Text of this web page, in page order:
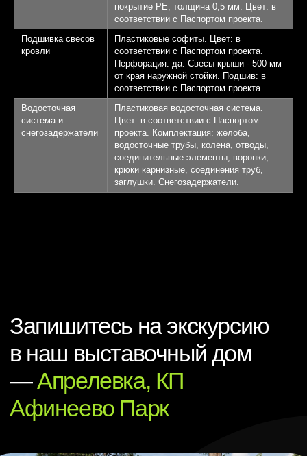
покрытие PE, толщина 0,5 мм. Цвет: в
соответствии с Паспортом проекта.
Подшивка свесов
кровли
Пластиковые софиты. Цвет: в
соответствии с Паспортом проекта.
Перфорация: да. Свесы крыши - 500 мм
от края наружной стойки. Подшив: в
соответствии с Паспортом проекта.
Водосточная
система и
снегозадержатели
Пластиковая водосточная система.
Цвет: в соответствии с Паспортом
проекта. Комплектация: желоба,
водосточные трубы, колена, отводы,
соединительные элементы, воронки,
крюки карнизные, соединения труб,
заглушки. Снегозадержатели.